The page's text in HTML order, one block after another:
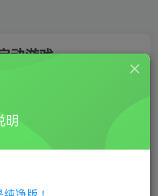
动游戏
频教程 ③ 游戏运行
明